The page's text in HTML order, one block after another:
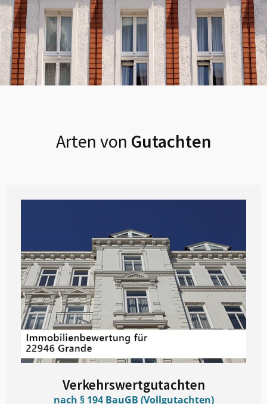
Arten von Gutachten
Verkehrswertgutachten
nach § 194 BauGB (Vollgutachten)